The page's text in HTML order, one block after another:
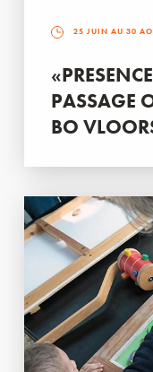
25 JUIN AU 30
PASSAGE
BO